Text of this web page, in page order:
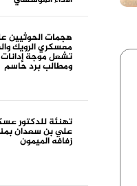
هجمات الحوثيين
معسكري الرويك
تشعل موجة إدانات
ومطالب برد حاسم
تهنئة للدكتور
علي بن سعدان
زفافه الميمون